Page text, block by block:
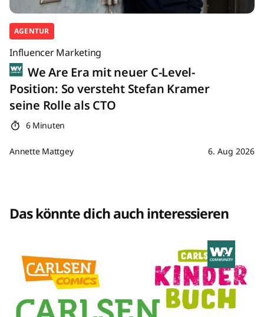
AGENTUR
Influencer Marketing
We Are Era mit neuer C-Level-
Position: So versteht Stefan Kramer
seine Rolle als CTO
6 Minuten
Annette Mattgey 6. Aug 2026
Das könnte dich auch interessieren